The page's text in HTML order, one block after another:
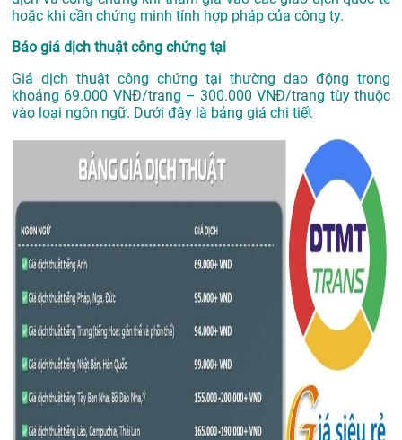
hoặc khi cần chứng minh tính hợp pháp của công ty.
Báo giá dịch thuật công chứng tại
Giá dịch thuật công chứng tại thường dao động trong
khoảng 69.000 VNĐ/trang – 300.000 VNĐ/trang tùy thuộc
vào loại ngôn ngữ. Dưới đây là bảng giá chi tiết